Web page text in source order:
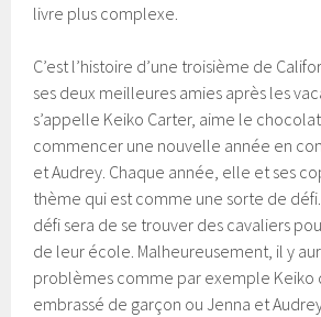
livre plus complexe.
C’est l’histoire d’une troisième de
ses deux meilleures amies après les
s’appelle Keiko Carter, aime le
commencer une nouvelle année en
et Audrey. Chaque année, elle et ses
thème qui est comme une sorte de
défi sera de se trouver des cavaliers
de leur école. Malheureusement, il y
problèmes comme par exemple Keiko
embrassé de garçon ou Jenna et